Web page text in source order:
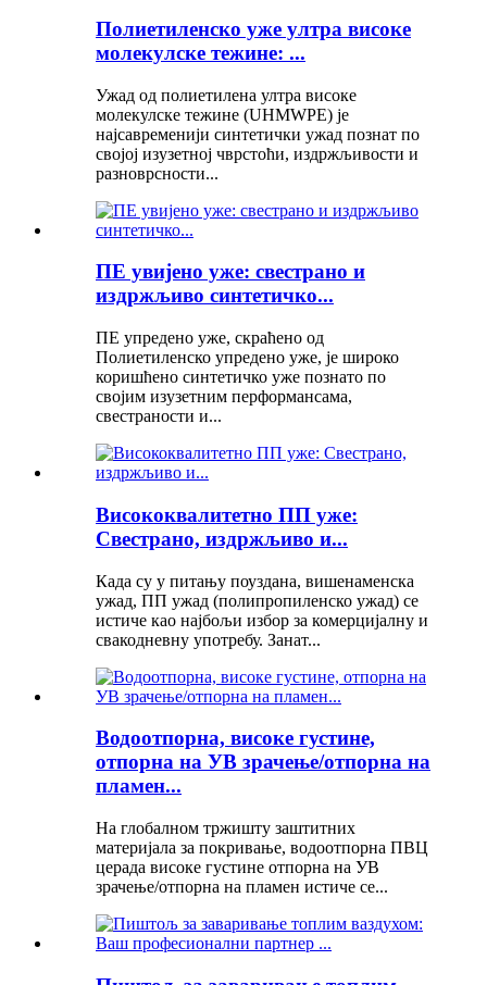
Полиетиленско уже ултра високе
молекулске тежине: ...
Ужад од полиетилена ултра високе
молекулске тежине (UHMWPE) је
најсавременији синтетички ужад познат по
својој изузетној чврстоћи, издржљивости и
разноврсности...
ПЕ увијено уже: свестрано и
издржљиво синтетичко...
ПЕ упредено уже, скраћено од
Полиетиленско упредено уже, је широко
коришћено синтетичко уже познато по
својим изузетним перформансама,
свестраности и...
Висококвалитетно ПП уже:
Свестрано, издржљиво и...
Када су у питању поуздана, вишенаменска
ужад, ПП ужад (полипропиленско ужад) се
истиче као најбољи избор за комерцијалну и
свакодневну употребу. Занат...
Водоотпорна, високе густине,
отпорна на УВ зрачење/отпорна на
пламен...
На глобалном тржишту заштитних
материјала за покривање, водоотпорна ПВЦ
церада високе густине отпорна на УВ
зрачење/отпорна на пламен истиче се...